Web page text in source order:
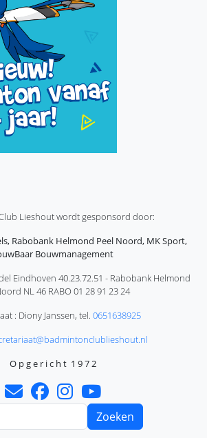
Lieshout wordt gesponsord door:
Rabobank Helmond Peel Noord, MK Sport,
Bouwmanagement
Eindhoven 40.23.72.51 - Rabobank Helmond
NL 46 RABO 01 28 91 23 24
: Diony Janssen, tel. 0651638925
O p g e r i c h t 1 9 7 2